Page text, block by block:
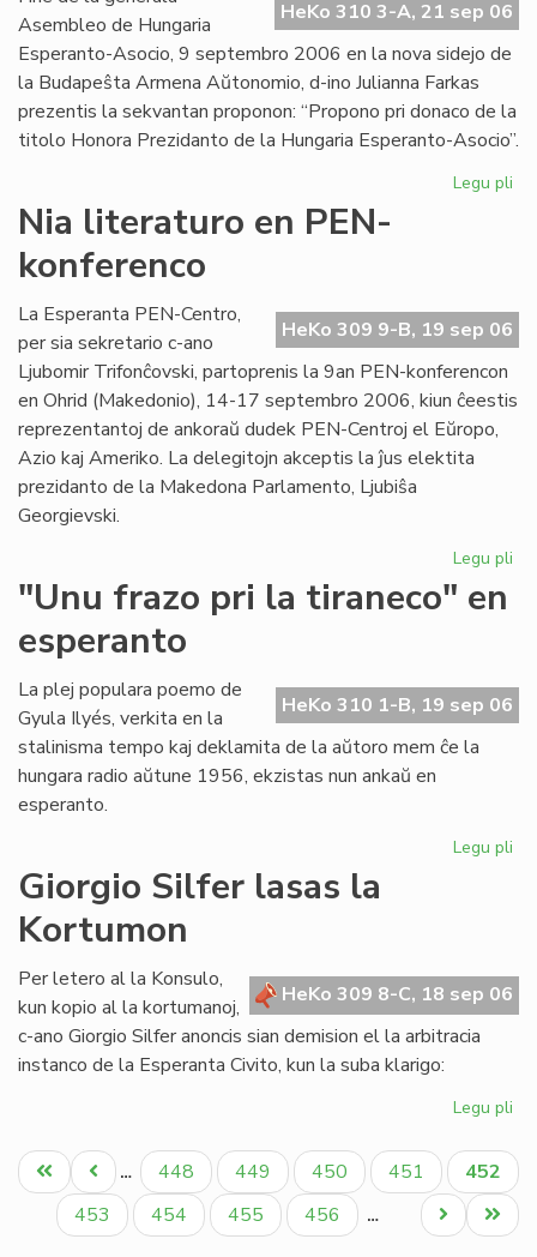
HeKo 310 3-A, 21 sep 06
Asembleo de Hungaria
Esperanto-Asocio, 9 septembro 2006 en la nova sidejo de
la Budapeŝta Armena Aŭtonomio, d-ino Julianna Farkas
prezentis la sekvantan proponon: “Propono pri donaco de la
titolo Honora Prezidanto de la Hungaria Esperanto-Asocio”.
Legu pli
Nia literaturo en PEN-
konferenco
HeKo 309 9-B, 19 sep 06
La Esperanta PEN-Centro,
per sia sekretario c-ano
Ljubomir Trifonĉovski, partoprenis la 9an PEN-konferencon
en Ohrid (Makedonio), 14-17 septembro 2006, kiun ĉeestis
reprezentantoj de ankoraŭ dudek PEN-Centroj el Eŭropo,
Azio kaj Ameriko. La delegitojn akceptis la ĵus elektita
prezidanto de la Makedona Parlamento, Ljubiŝa
Georgievski.
Legu pli
"Unu frazo pri la tiraneco" en
esperanto
HeKo 310 1-B, 19 sep 06
La plej populara poemo de
Gyula Ilyés, verkita en la
stalinisma tempo kaj deklamita de la aŭtoro mem ĉe la
hungara radio aŭtune 1956, ekzistas nun ankaŭ en
esperanto.
Legu pli
Giorgio Silfer lasas la
Kortumon
HeKo 309 8-C, 18 sep 06
Per letero al la Konsulo,
kun kopio al la kortumanoj,
c-ano Giorgio Silfer anoncis sian demision el la arbitracia
instanco de la Esperanta Civito, kun la suba klarigo:
Legu pli
la
Pagination
Unua
paĝo
Antaŭa
paĝo
… Paĝo
448 Paĝo
449 Paĝo
450 Paĝo
451
Aktuala
paĝo
452
Paĝo
453 Paĝo
454 Paĝo
455 Paĝo
456 …
Last
page
Next
page